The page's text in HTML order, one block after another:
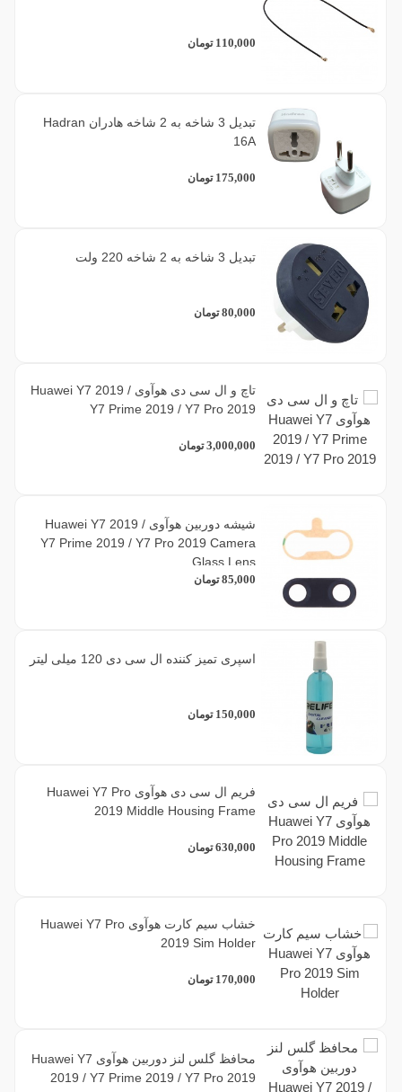
110,000 تومان
تبدیل 3 شاخه به 2 شاخه هادران Hadran
16A
175,000 تومان
تبدیل 3 شاخه به 2 شاخه 220 ولت
80,000 تومان
تاچ و ال سی دی هوآوی Huawei Y7 2019 /
Y7 Prime 2019 / Y7 Pro 2019
3,000,000 تومان
شیشه دوربین هوآوی Huawei Y7 2019 /
Y7 Prime 2019 / Y7 Pro 2019 Camera
Glass Lens
85,000 تومان
اسپری تمیز کننده ال سی دی 120 میلی لیتر
150,000 تومان
فریم ال سی دی هوآوی Huawei Y7 Pro
2019 Middle Housing Frame
630,000 تومان
خشاب سیم کارت هوآوی Huawei Y7 Pro
2019 Sim Holder
170,000 تومان
محافظ گلس لنز دوربین هوآوی Huawei Y7
2019 / Y7 Prime 2019 / Y7 Pro 2019